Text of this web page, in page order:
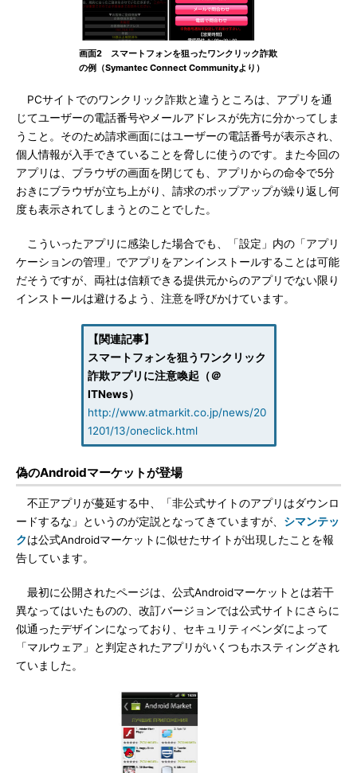
画面2 スマートフォンを狙ったワンクリック詐欺
の例（Symantec Connect Communityより）
PCサイトでのワンクリック詐欺と違うところは、アプリを通
じてユーザーの電話番号やメールアドレスが先方に分かってしま
うこと。そのため請求画面にはユーザーの電話番号が表示され、
個人情報が入手できていることを脅しに使うのです。また今回の
アプリは、ブラウザの画面を閉じても、アプリからの命令で5分
おきにブラウザが立ち上がり、請求のポップアップが繰り返し何
度も表示されてしまうとのことでした。
こういったアプリに感染した場合でも、「設定」内の「アプリ
ケーションの管理」でアプリをアンインストールすることは可能
だそうですが、両社は信頼できる提供元からのアプリでない限り
インストールは避けるよう、注意を呼びかけています。
【関連記事】
スマートフォンを狙うワンクリック
詐欺アプリに注意喚起（＠
ITNews）
http://www.atmarkit.co.jp/news/20
1201/13/oneclick.html
偽のAndroidマーケットが登場
不正アプリが蔓延する中、「非公式サイトのアプリはダウンロ
ードするな」というのが定説となってきていますが、 シマンテッ
クは公式Androidマーケットに似せたサイトが出現したことを報
告しています。
最初に公開されたページは、公式Androidマーケットとは若干
異なってはいたものの、改訂バージョンでは公式サイトにさらに
似通ったデザインになっており、セキュリティベンダによって
「マルウェア」と判定されたアプリがいくつもホスティングされ
ていました。